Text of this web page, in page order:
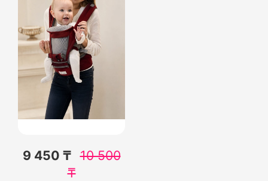
9 450 ₸ 10 500
₸